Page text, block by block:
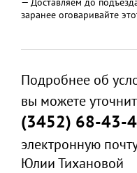
заранее оговаривайте
Подробнее об
вы можете
(3452) 68-43-
электронную
Юлии Тихановой